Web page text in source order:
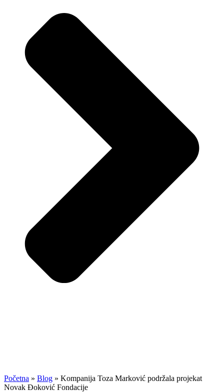
Početna » Blog » Kompanija Toza Marković podržala projekat
Novak Đoković Fondacije